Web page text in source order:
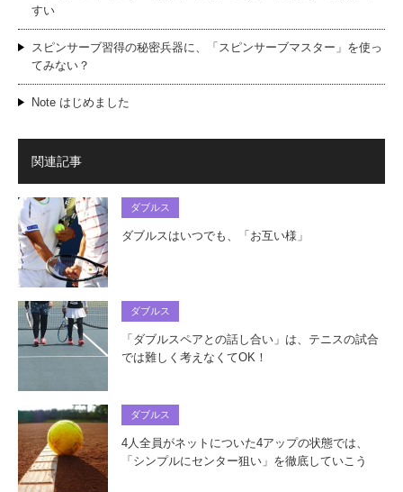
すい
スピンサーブ習得の秘密兵器に、「スピンサーブマスター」を使っ
てみない？
Note はじめました
関連記事
ダブルス
ダブルスはいつでも、「お互い様」
ダブルス
「ダブルスペアとの話し合い」は、テニスの試合
では難しく考えなくてOK！
ダブルス
4人全員がネットについた4アップの状態では、
「シンプルにセンター狙い」を徹底していこう